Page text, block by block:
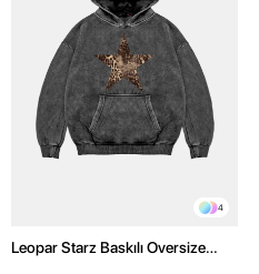
4
Leopar Starz Baskılı Oversize